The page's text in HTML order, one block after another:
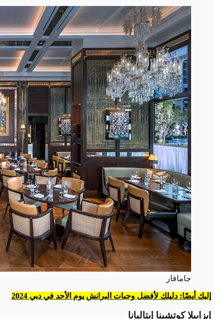
جامافار
إليك أيضًا: دليلك لأفضل وجبات البرانش يوم الأحد في دبي 2024
إيزابيلا كوتشينا إيتاليانا